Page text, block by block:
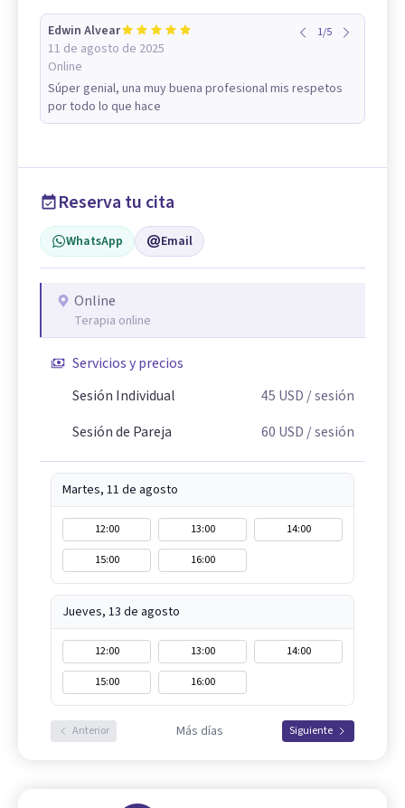
Edwin Alvear
11 de agosto de 2025
Online
1/5
Súper genial, una muy buena profesional mis respetos
por todo lo que hace
Reserva tu cita
WhatsApp Email
Online
Terapia online
Servicios y precios
Sesión Individual
45 USD / sesión
Sesión de Pareja
60 USD / sesión
Martes, 11 de agosto
12:00 13:00
14:00
15:00
16:00
Jueves, 13 de agosto
12:00 13:00
14:00
15:00
16:00
Anterior Más días Siguiente